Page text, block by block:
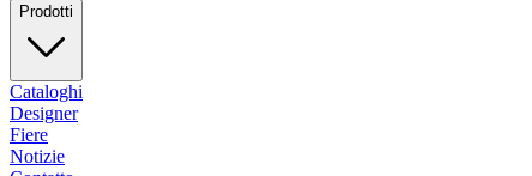
Prodotti
Cataloghi
Designer
Fiere
Notizie